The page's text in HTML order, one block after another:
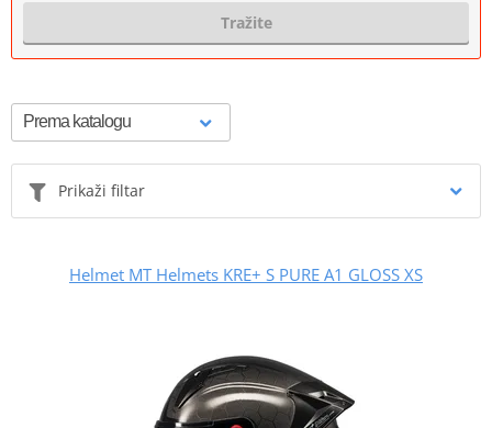
Tražite
Prikaži filtar
Helmet MT Helmets KRE+ S PURE A1 GLOSS XS